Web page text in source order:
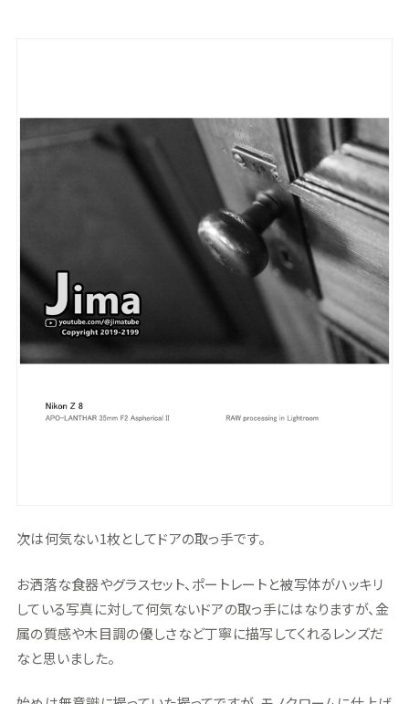
次は何気ない1枚としてドアの取っ手です。
お洒落な食器やグラスセット、ポートレートと被写体がハッキリ
している写真に対して何気ないドアの取っ手にはなりますが、金
属の質感や木目調の優しさなど丁寧に描写してくれるレンズだ
なと思いました。